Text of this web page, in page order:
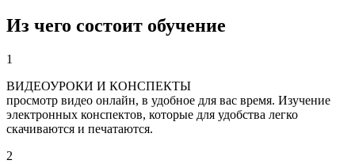
Из чего состоит обучение
1
ВИДЕОУРОКИ И КОНСПЕКТЫ
просмотр видео онлайн, в удобное для вас время. Изучение
электронных конспектов, которые для удобства легко
скачиваются и печатаются.
2